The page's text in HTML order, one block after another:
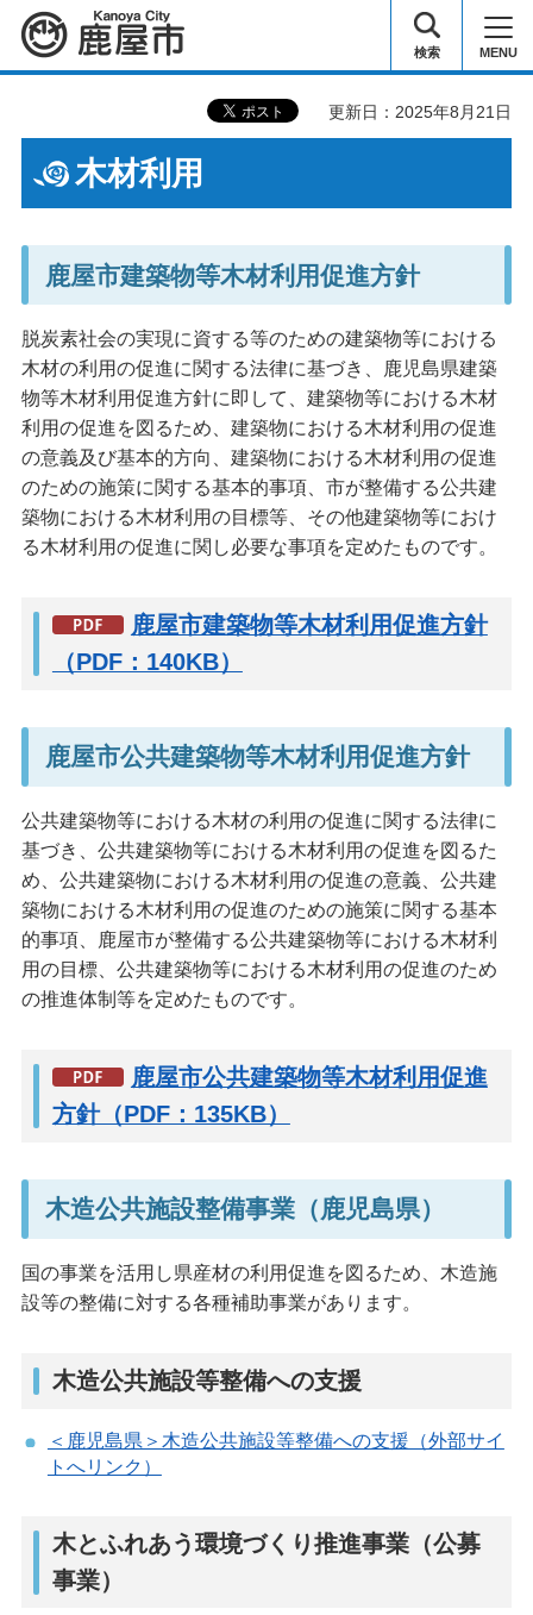
鹿屋市 検索 MENU
更新日：2025年8月21日
木材利用
鹿屋市建築物等木材利用促進方針
脱炭素社会の実現に資する等のための建築物等における
木材の利用の促進に関する法律に基づき、鹿児島県建築
物等木材利用促進方針に即して、建築物等における木材
利用の促進を図るため、建築物における木材利用の促進
の意義及び基本的方向、建築物における木材利用の促進
のための施策に関する基本的事項、市が整備する公共建
築物における木材利用の目標等、その他建築物等におけ
る木材利用の促進に関し必要な事項を定めたものです。
鹿屋市建築物等木材利用促進方針
（PDF：140KB）
鹿屋市公共建築物等木材利用促進方針
公共建築物等における木材の利用の促進に関する法律に
基づき、公共建築物等における木材利用の促進を図るた
め、公共建築物における木材利用の促進の意義、公共建
築物における木材利用の促進のための施策に関する基本
的事項、鹿屋市が整備する公共建築物等における木材利
用の目標、公共建築物等における木材利用の促進のため
の推進体制等を定めたものです。
鹿屋市公共建築物等木材利用促進
方針（PDF：135KB）
木造公共施設整備事業（鹿児島県）
国の事業を活用し県産材の利用促進を図るため、木造施
設等の整備に対する各種補助事業があります。
木造公共施設等整備への支援
＜鹿児島県＞木造公共施設等整備への支援（外部サイ
トへリンク）
木とふれあう環境づくり推進事業（公募
事業）